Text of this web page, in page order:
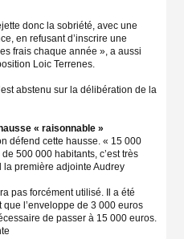
donc la sobriété, avec une
en refusant d’inscrire une
frais chaque année », a aussi
Loic Terrenes.
abstenu sur la délibération de la
« raisonnable »
défend cette hausse. « 15 000
500 000 habitants, c’est très
première adjointe Audrey
pas forcément utilisé. Il a été
l’enveloppe de 3 000 euros
de passer à 15 000 euros.